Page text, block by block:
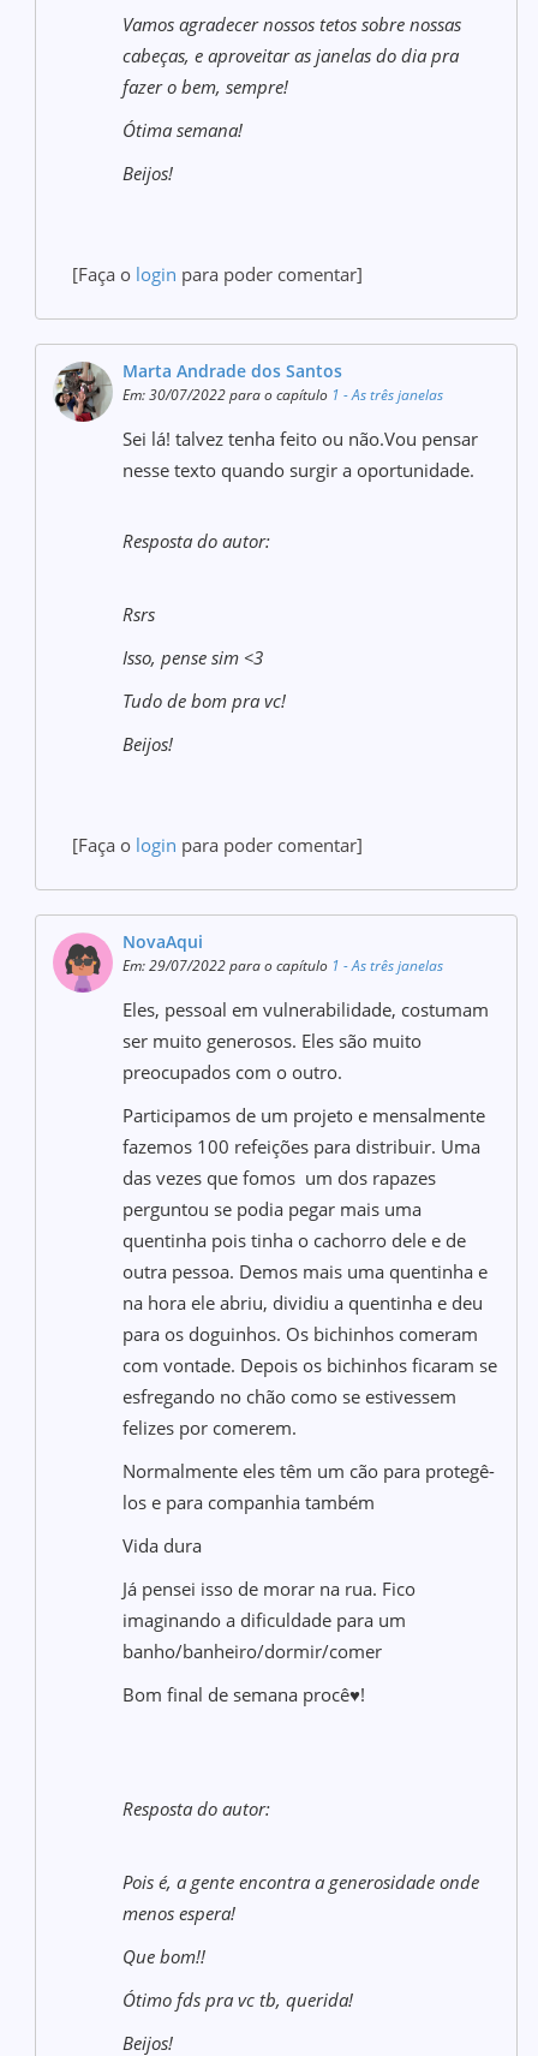
Vamos agradecer nossos tetos sobre nossas
cabeças, e aproveitar as janelas do dia pra
fazer o bem, sempre!
Ótima semana!
Beijos!
[Faça o login para poder comentar]
Marta Andrade dos Santos
Em: 30/07/2022 para o capítulo 1 - As três janelas
Sei lá! talvez tenha feito ou não.Vou pensar
nesse texto quando surgir a oportunidade.
Resposta do autor:
Rsrs
Isso, pense sim <3
Tudo de bom pra vc!
Beijos!
[Faça o login para poder comentar]
NovaAqui
Em: 29/07/2022 para o capítulo 1 - As três janelas
Eles, pessoal em vulnerabilidade, costumam
ser muito generosos. Eles são muito
preocupados com o outro.
Participamos de um projeto e mensalmente
fazemos 100 refeições para distribuir. Uma
das vezes que fomos um dos rapazes
perguntou se podia pegar mais uma
quentinha pois tinha o cachorro dele e de
outra pessoa. Demos mais uma quentinha e
na hora ele abriu, dividiu a quentinha e deu
para os doguinhos. Os bichinhos comeram
com vontade. Depois os bichinhos ficaram se
esfregando no chão como se estivessem
felizes por comerem.
Normalmente eles têm um cão para protegê-
los e para companhia também
Vida dura
Já pensei isso de morar na rua. Fico
imaginando a dificuldade para um
banho/banheiro/dormir/comer
Bom final de semana procê♥!
Resposta do autor:
Pois é, a gente encontra a generosidade onde
menos espera!
Que bom!!
Ótimo fds pra vc tb, querida!
Beijos!